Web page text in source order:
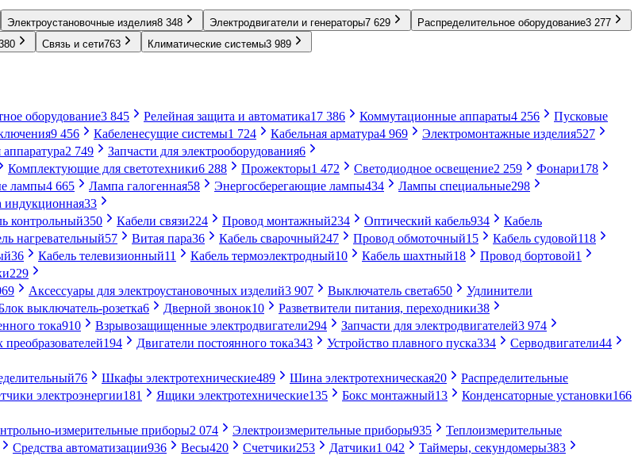
Электроустановочные изделия8 348 Электродвигатели и генераторы7 629 Распределительное оборудование3 277
Связь и сети763 Климатические системы3 989
оборудование3 845 Релейная защита и автоматика17 386 Коммутационные аппараты4 256
Пусковые
9 456 Кабеленесущие системы1 724 Кабельная арматура4 969 Электромонтажные изделия527
2 749 Запчасти для электрооборудования6
Комплектующие для светотехники6 288 Прожекторы1 472 Светодиодное освещение2 259 Фонари178
лампы4 665 Лампа галогенная58 Энергосберегающие лампы434 Лампы специальные298
индукционная33
контрольный350 Кабели связи224 Провод монтажный234 Оптический кабель934
Кабель
нагревательный57 Витая пара36 Кабель сварочный247 Провод обмоточный15 Кабель судовой118
36 Кабель телевизионный11 Кабель термоэлектродный10 Кабель шахтный18 Провод бортовой1
229
Аксессуары для электроустановочных изделий3 907 Выключатель света650
Удлинители
выключатель-розетка6 Дверной звонок10 Разветвители питания, переходники38
тока910 Взрывозащищенные электродвигатели294 Запчасти для электродвигателей3 974
194 Двигатели постоянного тока343 Устройство плавного пуска334 Серводвигатели44
76 Шкафы электротехнические489 Шина электротехническая20
Распределительные
электроэнергии181 Ящики электротехнические135 Бокс монтажный13 Конденсаторные установки166
измерительные приборы2 074 Электроизмерительные приборы935
Теплоизмерительные
Средства автоматизации936 Весы420 Счетчики253 Датчики1 042 Таймеры, секундомеры383